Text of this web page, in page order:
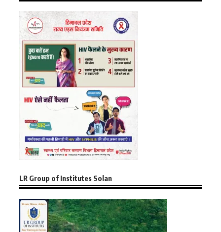
LR Group of Institutes Solan